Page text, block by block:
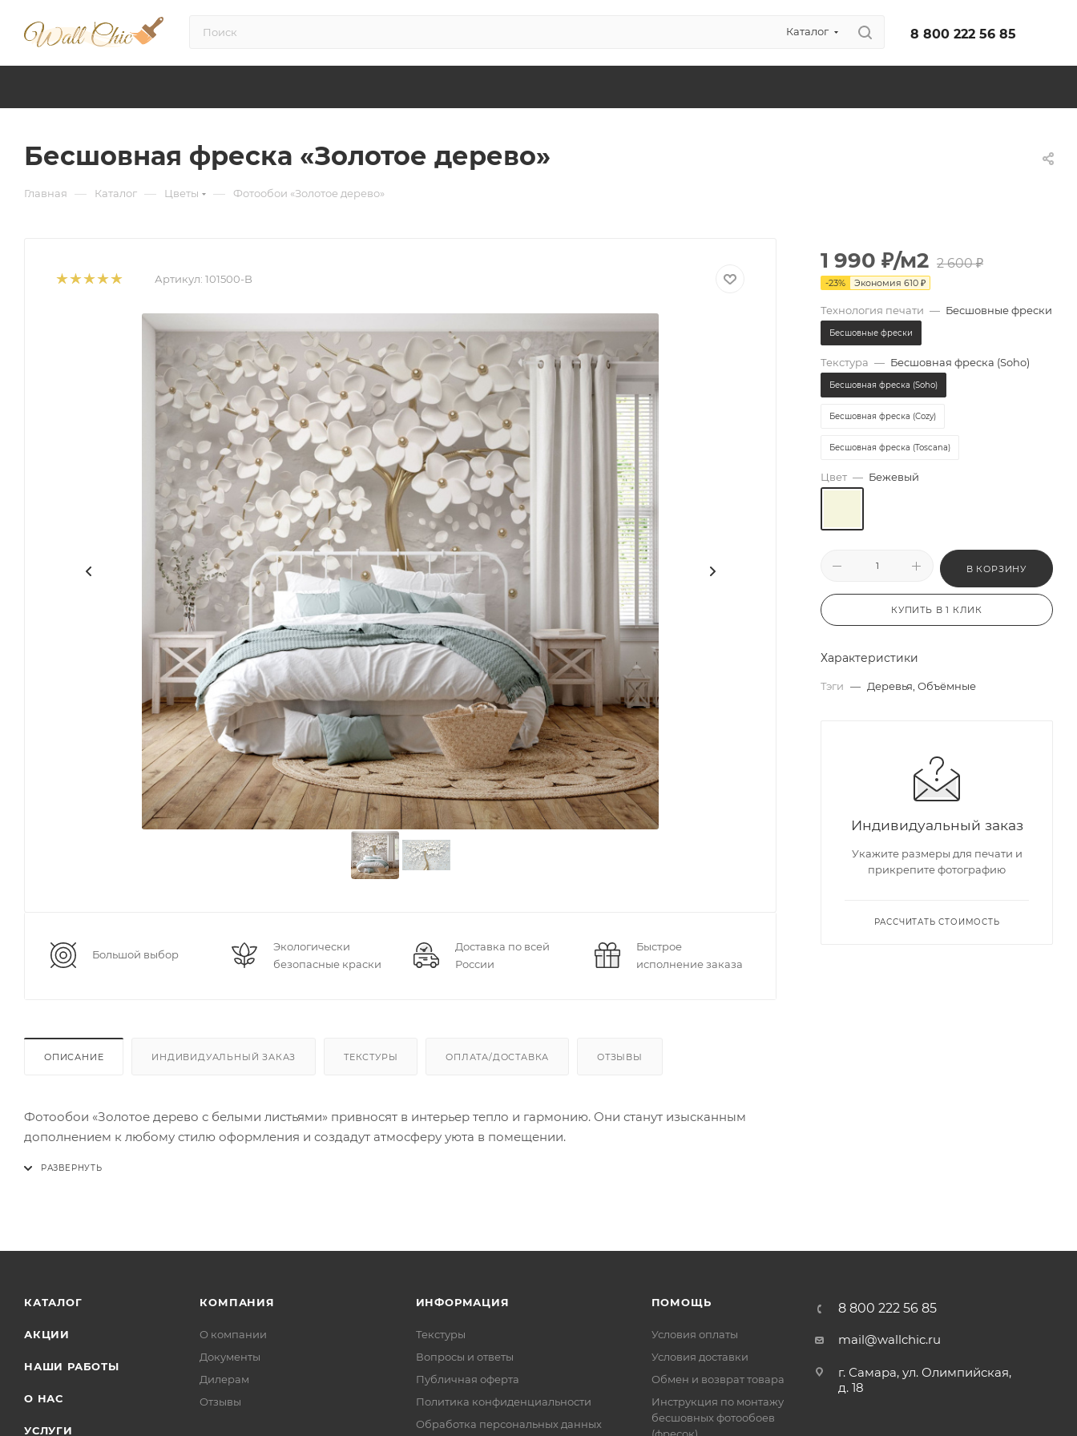
Каталог 8 800 222 56 85
Бесшовная фреска «Золотое дерево»
Главная — Каталог — Цветы — Фотообои «Золотое дерево»
Артикул: 101500-B
Большой выбор
Экологически
безопасные краски
Доставка по всей
России
Быстрое
исполнение заказа
ОПИСАНИЕ ИНДИВИДУАЛЬНЫЙ ЗАКАЗ ТЕКСТУРЫ ОПЛАТА/ДОСТАВКА ОТЗЫВЫ
Фотообои «Золотое дерево с белыми листьями» привносят в интерьер тепло и гармонию. Они станут изысканным
дополнением к любому стилю оформления и создадут атмосферу уюта в помещении.
1 990 ₽/м2 2 600₽
-23% Экономия 610 ₽
Технология печати — Бесшовные фрески
Бесшовные фрески
Текстура — Бесшовная фреска (Soho)
Бесшовная фреска (Soho)
Бесшовная фреска (Cozy)
Бесшовная фреска (Toscana)
Цвет — Бежевый
В КОРЗИНУ
КУПИТЬ В 1 КЛИК
Характеристики
Тэги — Деревья, Объёмные
Индивидуальный заказ
Укажите размеры для печати и
прикрепите фотографию
РАССЧИТАТЬ СТОИМОСТЬ
КАТАЛОГ
АКЦИИ
НАШИ РАБОТЫ
О НАС
УСЛУГИ
КОМПАНИЯ
О компании
Документы
Дилерам
Отзывы
ИНФОРМАЦИЯ
Текстуры
Вопросы и ответы
Публичная оферта
Политика конфиденциальности
Обработка персональных данных
ПОМОЩЬ
Условия оплаты
Условия доставки
Обмен и возврат товара
Инструкция по монтажу
бесшовных фотообоев
8 800 222 56 85
mail@wallchic.ru
г. Самара, ул. Олимпийская,
д. 18